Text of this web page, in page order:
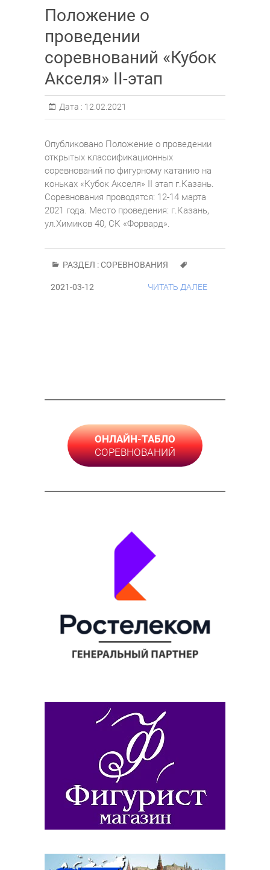
Положение о
проведении
соревнований «Кубок
Акселя» II-этап
Дата : 12.02.2021
Опубликовано Положение о проведении
открытых классификационных
соревнований по фигурному катанию на
коньках «Кубок Акселя» II этап г.Казань.
Соревнования проводятся: 12-14 марта
2021 года. Место проведения: г.Казань,
ул.Химиков 40, СК «Форвард».
РАЗДЕЛ :СОРЕВНОВАНИЯ
2021-03-12 ЧИТАТЬ ДАЛЕЕ
ОНЛАЙН-ТАБЛО
СОРЕВНОВАНИЙ